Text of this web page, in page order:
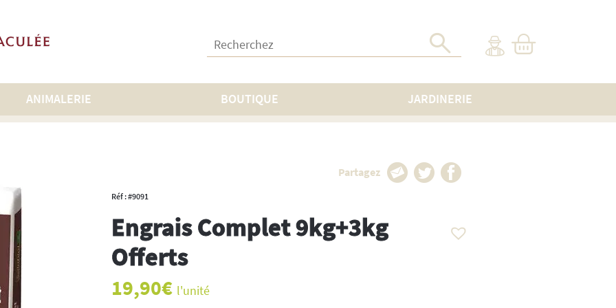
Recherchez :
ANIMALERIE BOUTIQUE JARDINERIE
Complet 9kg+3kg Offerts
Partagez
Réf : #9091
Engrais Complet 9kg+3kg
Offerts
19,90€ l'unité